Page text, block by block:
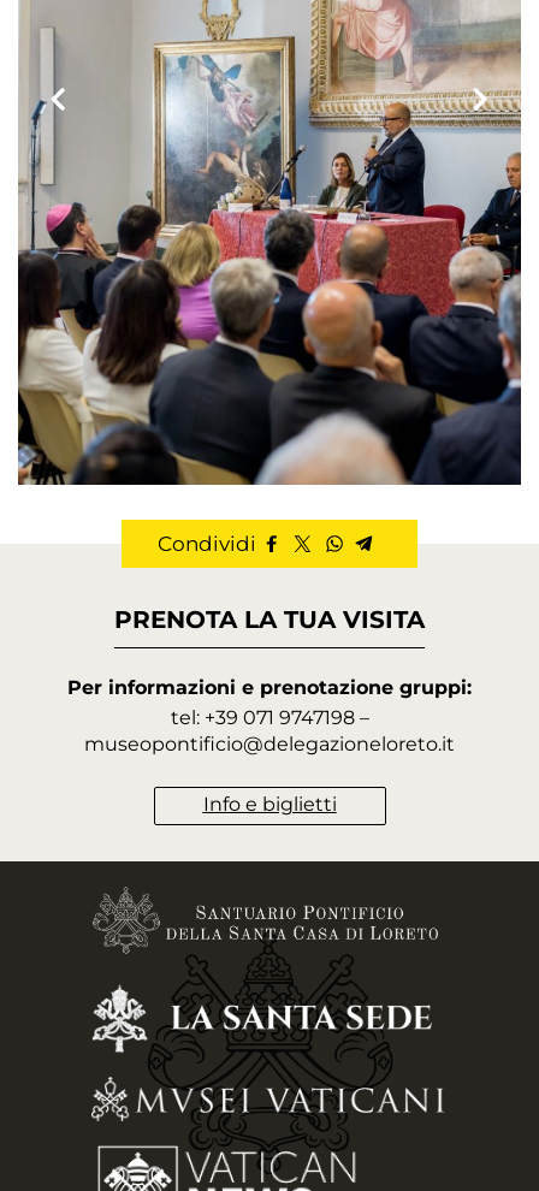
Condividi
PRENOTA LA TUA VISITA
Per informazioni e prenotazione gruppi:
tel: +39 071 9747198 –
museopontificio@delegazioneloreto.it
Info e biglietti